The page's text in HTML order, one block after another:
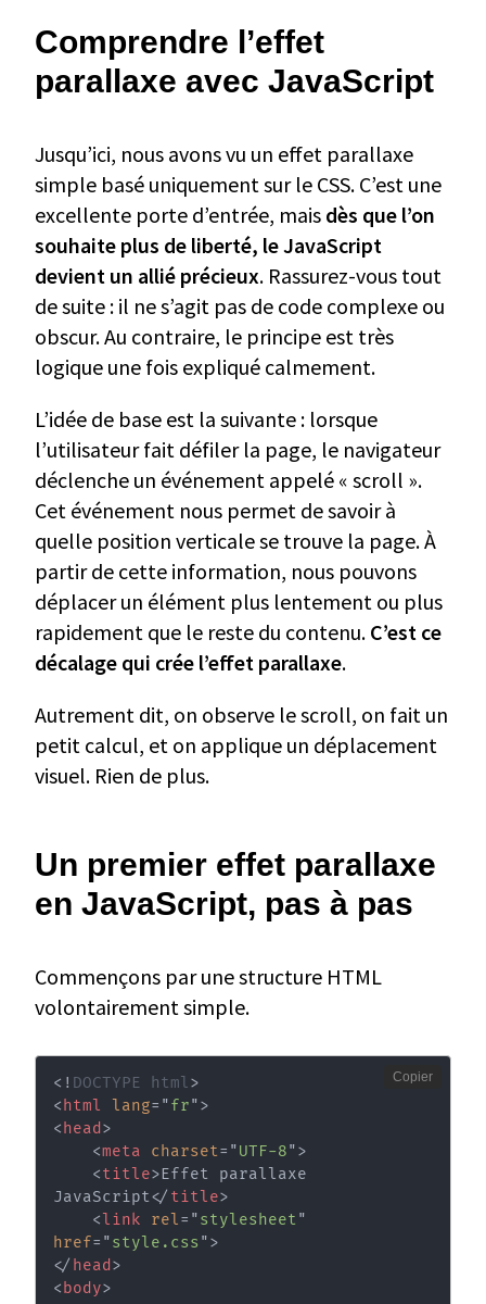
Comprendre l’effet
parallaxe avec JavaScript
Jusqu’ici, nous avons vu un effet parallaxe
simple basé uniquement sur le CSS. C’est une
excellente porte d’entrée, mais dès que l’on
souhaite plus de liberté, le JavaScript
devient un allié précieux. Rassurez-vous tout
de suite : il ne s’agit pas de code complexe ou
obscur. Au contraire, le principe est très
logique une fois expliqué calmement.
L’idée de base est la suivante : lorsque
l’utilisateur fait défiler la page, le navigateur
déclenche un événement appelé « scroll ».
Cet événement nous permet de savoir à
quelle position verticale se trouve la page. À
partir de cette information, nous pouvons
déplacer un élément plus lentement ou plus
rapidement que le reste du contenu. C’est ce
décalage qui crée l’effet parallaxe.
Autrement dit, on observe le scroll, on fait un
petit calcul, et on applique un déplacement
visuel. Rien de plus.
Un premier effet parallaxe
en JavaScript, pas à pas
Commençons par une structure HTML
volontairement simple.
<! DOCTYPE html>
< html lang= "fr">
< head >
<meta charset= "UTF-8">
<title>Effet parallaxe
JavaScript</ title>
<link rel= "stylesheet"
href= "style.css ">
</ head >
< body>
Copier